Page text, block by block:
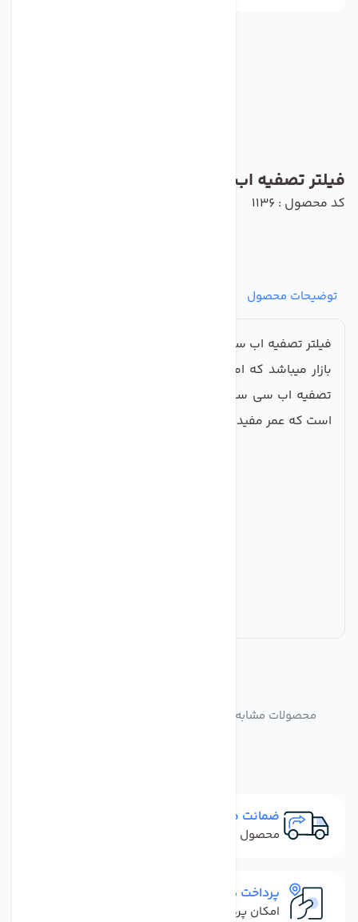
فیلتر تصفیه اب سی سی کا مجموعه 3 عددی
کد محصول : 1136
توضیحات محصول
فیلتر تصفیه اب سی سی کا یکی از معروف ترین و بهترین
بازار میباشد که امروز در بازار بسیار جا افتاده است فیلتر
تصفیه اب سی سی کا از بهترین نوع کربون درست شده
است که عمر مفید این فیلتر ها 6 تا 9 ماه است
ضمانت مرجوعی
محصول نباید آسیب دیده باشد
پرداخت در محل
امکان پرداخت کل فاکتور در محل